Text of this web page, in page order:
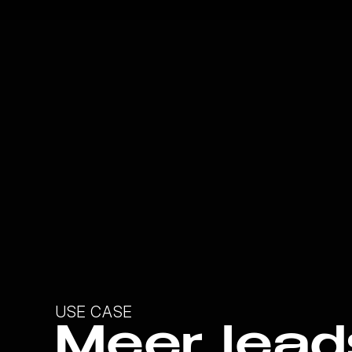
USE CASE